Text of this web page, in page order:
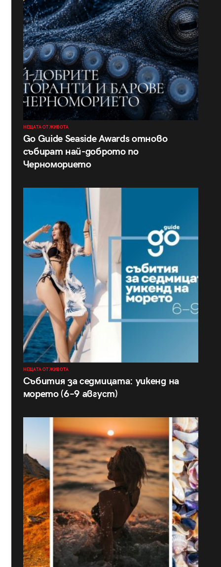
НЕЩАТА ОТ ЖИВОТА
Go Guide Seaside Awards отново
събират най-доброто по
Черноморието
НЕЩАТА ОТ ЖИВОТА
Събития за седмицата: уикенд на
морето (6–9 август)